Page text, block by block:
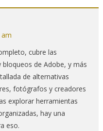
cubre las
de Adobe, y más
de alternativas
fotógrafos y creadores
explorar herramientas
hay una
eso.